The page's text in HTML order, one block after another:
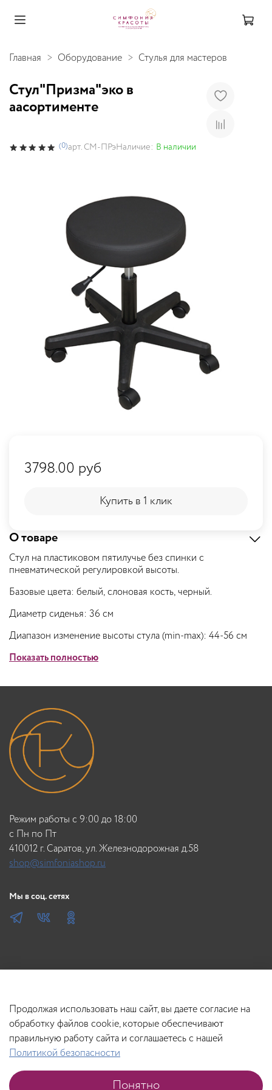
Главная Оборудование Стулья для мастеров
Стул"Призма"эко в
аасортименте
(0)арт.СМ-ПРэНаличие: В наличии
О товаре
Стул на пластиковом пятилучье без спинки с
пневматической регулировкой высоты.
Базовые цвета: белый, слоновая кость, черный.
Диаметр сиденья: 36 см
Диапазон изменение высоты стула (min-max): 44-56 см
Показать полностью
3798.00 руб
В корзину
Купить в 1 клик
Купить в 1 клик
Режим работы с 9:00 до 18:00
c Пн по Пт
410012 г. Саратов, ул. Железнодорожная д.58
shop@simfoniashop.ru
Мы в соц. сетях
Продолжая использовать наш сайт, вы даете согласие на
обработку файлов cookie, которые обеспечивают
правильную работу сайта и соглашаетесь с нашей
Политикой безопасности
Понятно